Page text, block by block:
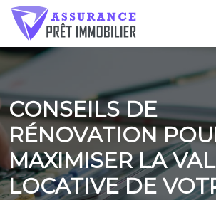
CONSEILS DE
RÉNOVATION
MAXIMISER LA
LOCATIVE DE